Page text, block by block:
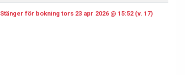
Stänger för bokning tors 23 apr 2026 @ 15:52 (v. 17)